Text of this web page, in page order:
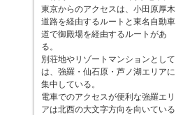
東京からのアクセスは、小田原厚木
道路を経由するルートと東名自動車
道で御殿場を経由するルートがあ
る。
別荘地やリゾートマンションとして
は、強羅・仙石原・芦ノ湖エリアに
集中している。
電車でのアクセスが便利な強羅エリ
アは北西の大文字方向を向いている